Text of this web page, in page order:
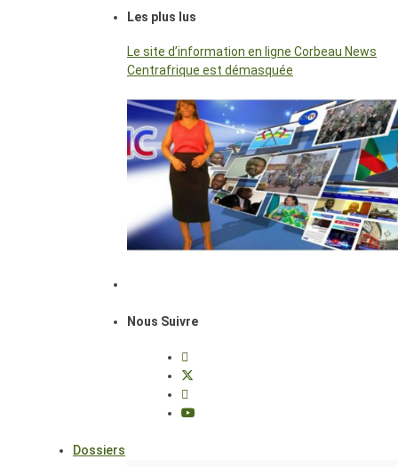
Les plus lus
Le site d’information en ligne Corbeau News
Centrafrique est démasquée
Nous Suivre
Dossiers